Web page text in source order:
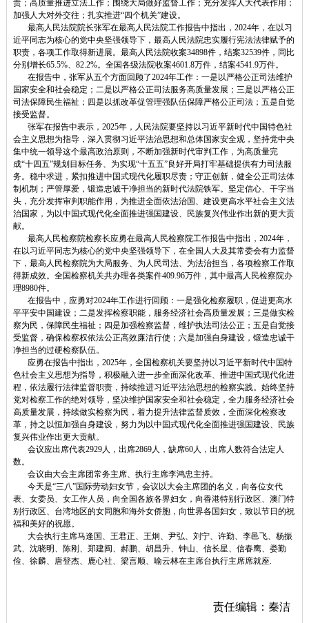
责；高质量推进立法工作；围绕大局做好监督工作；充分发挥人大代表作用；
加强人大对外交往；扎实推进“四个机关”建设。
最高人民法院院长张军在最高人民法院工作报告中指出，2024年，在以习
近平同志为核心的党中央坚强领导下，最高人民法院忠实履行宪法法律赋予的
职责，各项工作取得新进展。最高人民法院收案34898件，结案32539件，同比
分别增长65.5%、82.2%。全国各级法院收案4601.8万件，结案4541.9万件。
在报告中，张军从五个方面回顾了2024年工作：一是以严格公正司法维护
国家安全和社会稳定；二是以严格公正司法服务高质量发展；三是以严格公正
司法保障民生福祉；四是以抓改革促管理强队伍保障严格公正司法；五是自觉
接受监督。
张军在报告中表示，2025年，人民法院要坚持以习近平新时代中国特色社
会主义思想为指导，深入贯彻习近平法治思想和总体国家安全观，坚持党中央
集中统一领导这个最高政治原则，不断加强新时代审判工作，为高质量完
成“十四五”规划目标任务、为实现“十五五”良好开局打牢基础提供有力司法服
务。稳中求进，紧扣推进中国式现代化履职尽责；守正创新，健全公正司法体
制机制；严管厚爱，锻造忠诚干净担当的新时代法院铁军。坚定信心、干字当
头，充分发挥审判职能作用，为推进全面依法治国、建设更高水平社会主义法
治国家，为以中国式现代化全面推进强国建设、民族复兴伟业作出新的更大贡
献。
最高人民检察院检察长应勇在最高人民检察院工作报告中指出，2024年，
在以习近平同志为核心的党中央坚强领导下，在全国人大及其常委会有力监督
下，最高人民检察院为大局服务、为人民司法、为法治担当，各项检察工作取
得新成效。全国检察机关共办理各类案件409.96万件，其中最高人民检察院办
理8980件。
在报告中，应勇对2024年工作进行回顾：一是强化检察履职，促进更高水
平平安中国建设；二是发挥检察职能，服务经济社会高质量发展；三是做实检
察为民，保障民生福祉；四是加强检察监督，维护执法司法公正；五是自觉接
受监督，确保检察权依法公正高效廉洁行使；六是加强自身建设，锻造忠诚干
净担当的过硬检察队伍。
应勇在报告中指出，2025年，全国检察机关要坚持以习近平新时代中国特
色社会主义思想为指导，积极融入进一步全面深化改革、推进中国式现代化进
程，依法履行法律监督职责，持续推进习近平法治思想的检察实践。始终坚持
党对检察工作的绝对领导，坚决维护国家安全和社会稳定，全力服务经济社会
高质量发展，持续做实检察为民，着力提升法律监督质效，全面深化检察改
革，持之以恒加强自身建设，努力为以中国式现代化全面推进强国建设、民族
复兴伟业作出更大贡献。
会议应出席代表2929人，出席2869人，缺席60人，出席人数符合法定人
数。
会议由大会主席团常务主席、执行主席李鸿忠主持。
今天是“三八”国际劳动妇女节，会议以大会主席团的名义，向各位女代
表、女委员、女工作人员，向全国各族各界妇女，向香港特别行政区、澳门特
别行政区、台湾地区的女同胞和海外女侨胞，向世界各国妇女，致以节日的祝
福和美好的祝愿。
大会执行主席马逢国、王君正、王炯、尹弘、刘宁、许勤、李邑飞、杨振
武、沈晓明、陈刚、郑建闽、郝鹏、胡昌升、钟山、信长星、信春鹰、娄勤
俭、徐麟、唐登杰、鹿心社、梁言顺、喻云林在主席台执行主席席就座.
责任编辑：秦洁